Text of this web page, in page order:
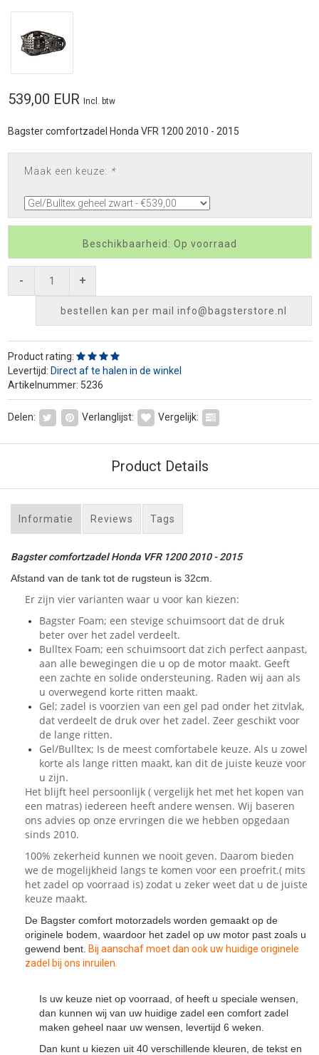
539,00 EUR Incl. btw
Bagster comfortzadel Honda VFR 1200 2010 - 2015
Maak een keuze: *
Beschikbaarheid: Op voorraad
- +
bestellen kan per mail info@bagsterstore.nl
Product rating:
Levertijd: Direct af te halen in de winkel
Artikelnummer: 5236
Delen: Verlanglijst: Vergelijk:
Product Details
Informatie Reviews Tags
Bagster comfortzadel Honda VFR 1200 2010 - 2015
Afstand van de tank tot de rugsteun is 32cm.
Er zijn vier varianten waar u voor kan kiezen:
Bagster Foam; een stevige schuimsoort dat de druk
beter over het zadel verdeelt.
Bulltex Foam; een schuimsoort dat zich perfect aanpast,
aan alle bewegingen die u op de motor maakt. Geeft
een zachte en solide ondersteuning. Raden wij aan als
u overwegend korte ritten maakt.
Gel; zadel is voorzien van een gel pad onder het zitvlak,
dat verdeelt de druk over het zadel. Zeer geschikt voor
de lange ritten.
Gel/Bulltex; Is de meest comfortabele keuze. Als u zowel
korte als lange ritten maakt, kan dit de juiste keuze voor
u zijn.
Het blijft heel persoonlijk ( vergelijk het met het kopen van
een matras) iedereen heeft andere wensen. Wij baseren
ons advies op onze ervringen die we hebben opgedaan
sinds 2010.
100% zekerheid kunnen we nooit geven. Daarom bieden
we de mogelijkheid langs te komen voor een proefrit.( mits
het zadel op voorraad is) zodat u zeker weet dat u de juiste
keuze maakt.
De Bagster comfort motorzadels worden gemaakt op de
originele bodem, waardoor het zadel op uw motor past zoals u
gewend bent. Bij aanschaf moet dan ook uw huidige originele
zadel bij ons inruilen.
Is uw keuze niet op voorraad, of heeft u speciale wensen,
dan kunnen wij van uw huidige zadel een comfort zadel
maken geheel naar uw wensen, levertijd 6 weken.
Dan kunt u kiezen uit 40 verschillende kleuren, de tekst en